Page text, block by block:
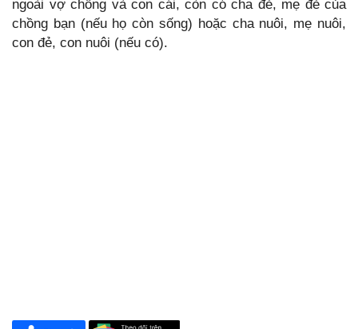
ngoài vợ chồng và con cái, còn có cha đẻ, mẹ đẻ của
chồng bạn (nếu họ còn sống) hoặc cha nuôi, mẹ nuôi,
con đẻ, con nuôi (nếu có).